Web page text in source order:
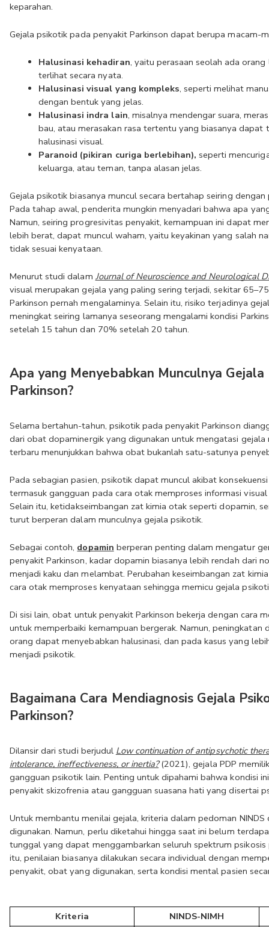
keparahan.
Gejala psikotik pada penyakit Parkinson dapat berupa macam-
Halusinasi kehadiran, yaitu perasaan seolah ada
terlihat secara nyata.
Halusinasi visual yang kompleks, seperti melihat
dengan bentuk yang jelas.
Halusinasi indra lain, misalnya mendengar suara,
bau, atau merasakan rasa tertentu yang biasanya dapat
halusinasi visual.
Paranoid (pikiran curiga berlebihan), seperti
keluarga, atau teman, tanpa alasan jelas.
Gejala psikotik biasanya muncul secara bertahap seiring
Pada tahap awal, penderita mungkin menyadari bahwa apa
Namun, seiring progresivitas penyakit, kemampuan ini dapat
lebih berat, dapat muncul waham, yaitu keyakinan yang salah
tidak sesuai kenyataan.
Menurut studi dalam Journal of Neuroscience and Neurological
visual merupakan gejala yang paling sering terjadi, sekitar
Parkinson pernah mengalaminya. Selain itu, risiko terjadinya
meningkat seiring lamanya seseorang mengalami kondisi
setelah 15 tahun dan 70% setelah 20 tahun.
Apa yang Menyebabkan Munculnya
Parkinson?
Selama bertahun-tahun, psikotik pada penyakit Parkinson
dari obat dopaminergik yang digunakan untuk mengatasi gejala
terbaru menunjukkan bahwa obat bukanlah satu-satunya
Pada sebagian pasien, psikotik dapat muncul akibat
termasuk gangguan pada cara otak memproses informasi
Selain itu, ketidakseimbangan zat kimia otak seperti dopamin,
turut berperan dalam munculnya gejala psikotik.
Sebagai contoh, dopamin berperan penting dalam mengatur
penyakit Parkinson, kadar dopamin biasanya lebih rendah dari
menjadi kaku dan melambat. Perubahan keseimbangan zat
cara otak memproses kenyataan sehingga memicu gejala
Di sisi lain, obat untuk penyakit Parkinson bekerja dengan cara
untuk memperbaiki kemampuan bergerak. Namun, peningkatan
orang dapat menyebabkan halusinasi, dan pada kasus yang
menjadi psikotik.
Bagaimana Cara Mendiagnosis Gejala
Parkinson?
Dilansir dari studi berjudul Low continuation of antipsychotic
intolerance, ineffectiveness, or inertia? (2021), gejala PDP
gangguan psikotik lain. Penting untuk dipahami bahwa kondisi
penyakit skizofrenia atau gangguan suasana hati yang disertai
Untuk membantu menilai gejala, kriteria dalam pedoman NINDS
digunakan. Namun, perlu diketahui hingga saat ini belum
tunggal yang dapat menggambarkan seluruh spektrum psikosis
itu, penilaian biasanya dilakukan secara individual dengan
penyakit, obat yang digunakan, serta kondisi mental pasien
Kriteria NINDS-NIMH